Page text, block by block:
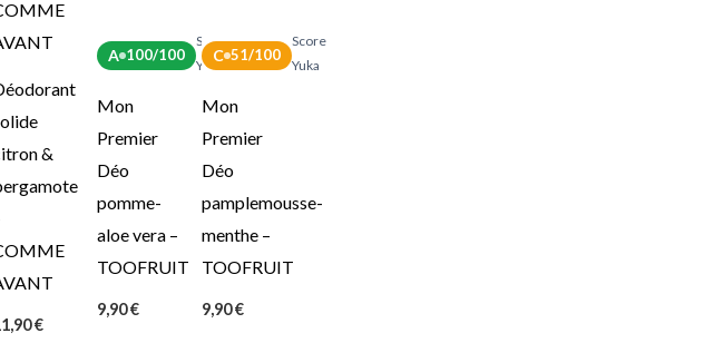
&
€
A 100/100
Score
Yuka
Mon
Premier
Déo
pomme-
aloe vera –
TOOFRUIT
9,90€
C 51/100
Score
Yuka
Mon
Premier
Déo
pamplemousse-
menthe –
TOOFRUIT
9,90€